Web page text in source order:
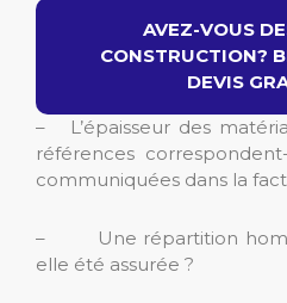
AVEZ-VOUS
CONSTRUCTION?
DEVIS
– L’épaisseur des
références
communiquées dans la
– Une répartition
elle été assurée ?